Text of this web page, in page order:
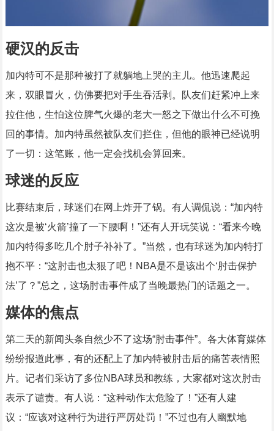
硬汉的反击
加内特可不是那种被打了就躺地上哭的主儿。他迅速爬起
来，双眼冒火，仿佛要把对手生吞活剥。队友们赶紧冲上来
拉住他，生怕这位脾气火爆的老大一怒之下做出什么不可挽
回的事情。加内特虽然被队友们拦住，但他的眼神已经说明
了一切：这笔账，他一定会找机会算回来。
球迷的反应
比赛结束后，球迷们在网上炸开了锅。有人调侃说：“加内特
这次是被‘火箭’撞了一下腰啊！”还有人开玩笑说：“看来今晚
加内特得多吃几个肘子补补了。”当然，也有球迷为加内特打
抱不平：“这肘击也太狠了吧！NBA是不是该出个‘肘击保护
法’了？”总之，这场肘击事件成了当晚最热门的话题之一。
媒体的焦点
第二天的新闻头条自然少不了这场“肘击事件”。各大体育媒体
纷纷报道此事，有的还配上了加内特被肘击后的痛苦表情照
片。记者们采访了多位NBA球员和教练，大家都对这次肘击
表示了谴责。有人说：“这种动作太危险了！”还有人建
议：“应该对这种行为进行严厉处罚！”不过也有人幽默地